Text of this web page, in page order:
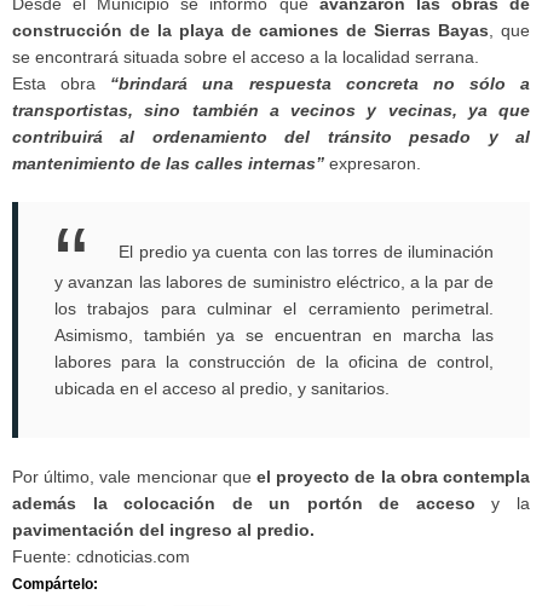
Desde el Municipio se informó que avanzaron las obras de
construcción de la playa de camiones de Sierras Bayas, que
se encontrará situada sobre el acceso a la localidad serrana.
Esta obra “brindará una respuesta concreta no sólo a
transportistas, sino también a vecinos y vecinas, ya que
contribuirá al ordenamiento del tránsito pesado y al
mantenimiento de las calles internas” expresaron.
El predio ya cuenta con las torres de iluminación
y avanzan las labores de suministro eléctrico, a la par de
los trabajos para culminar el cerramiento perimetral.
Asimismo, también ya se encuentran en marcha las
labores para la construcción de la oficina de control,
ubicada en el acceso al predio, y sanitarios.
Por último, vale mencionar que el proyecto de la obra contempla
además la colocación de un portón de accesoy la
pavimentación del ingreso al predio.
Fuente: cdnoticias.com
Compártelo: